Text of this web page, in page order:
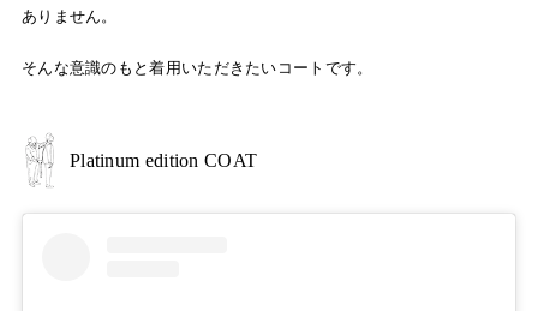
ありません。
そんな意識のもと着用いただきたいコートです。
Platinum edition COAT